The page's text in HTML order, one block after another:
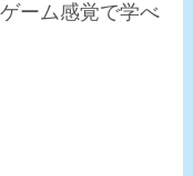
ーム感覚で学べ